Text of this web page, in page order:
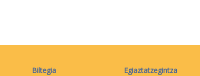
Biltegia Egiaztatzegintza